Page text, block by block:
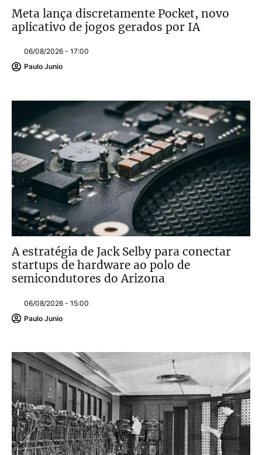
Meta lança discretamente Pocket, novo
aplicativo de jogos gerados por IA
06/08/2026 - 17:00
Paulo Junio
A estratégia de Jack Selby para conectar
startups de hardware ao polo de
semicondutores do Arizona
06/08/2026 - 15:00
Paulo Junio